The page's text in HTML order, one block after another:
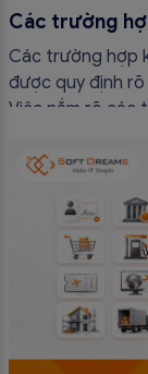
Các trường
2026
Các trường hợp
được quy định
Việc nắm rõ các
tránh lập hóa